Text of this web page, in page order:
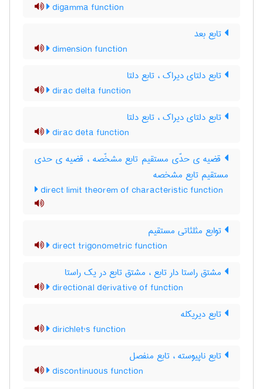
digamma function
تابع بعد
dimension function
تابع دلتای دیراک ، تابع دلتا
dirac delta function
تابع دلتای دیراک ، تابع دلتا
dirac deta function
قضیه ی حدّی مستقیم تابع مشخّصه ، قضیه ی حدی
مستقیم تابع مشخصه
direct limit theorem of characteristic function
توابع مثلثاتی مستقیم
direct trigonometric function
مشتق راستا دار تابع ، مشتق تابع در یک راستا
directional derivative of function
تابع دیریکله
dirichlet's function
تابع ناپیوسته ، تابع منفصل
discontinuous function